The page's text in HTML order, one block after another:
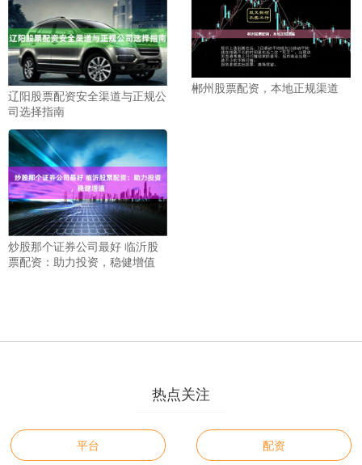
辽阳股票配资安全渠道与正规公
司选择指南
郴州股票配资，本地正规渠道
炒股那个证券公司最好 临沂股
票配资：助力投资，稳健增值
热点关注
平台 配资